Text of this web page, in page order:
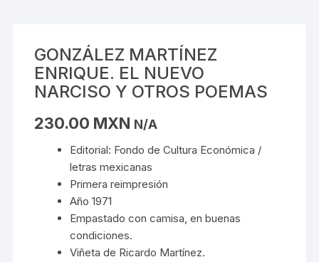
GONZÁLEZ MARTÍNEZ
ENRIQUE. EL NUEVO
NARCISO Y OTROS POEMAS
230.00 MXN N/A
Editorial: Fondo de Cultura Económica /
letras mexicanas
Primera reimpresión
Año 1971
Empastado con camisa, en buenas
condiciones.
Viñeta de Ricardo Martínez.